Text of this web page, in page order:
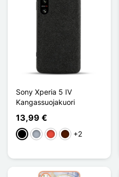
Sony Xperia 5 IV
Kangassuojakuori
13,99 €
MustaHarmaaPunainenMarron Foncé
+2